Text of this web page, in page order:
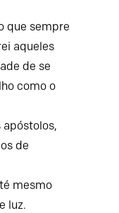
que sempre
aqueles
de se
como o
apóstolos,
de
mesmo
luz.